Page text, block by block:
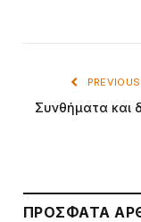
Συνθήματα και
ΠΡΌΣΦΑΤΑ